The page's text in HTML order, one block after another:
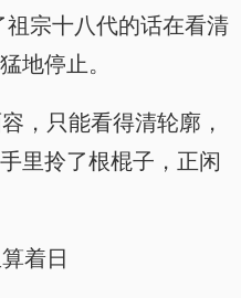
宗十八代的话在看清
地停止。
，只能看得清轮廓，
里拎了根棍子，正闲
着日